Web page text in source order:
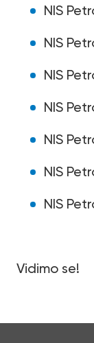
NIS
NIS
NIS
NIS
NIS
NIS
NIS
Vidimo se!